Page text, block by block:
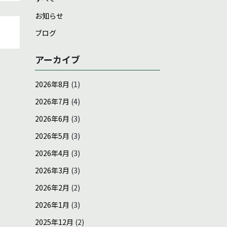
お知らせ
ブログ
アーカイブ
2026年8月 (1)
2026年7月 (4)
2026年6月 (3)
2026年5月 (3)
2026年4月 (3)
2026年3月 (3)
2026年2月 (2)
2026年1月 (3)
2025年12月 (2)